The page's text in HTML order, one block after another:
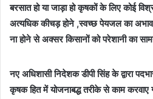
बरसात हो या जाड़ा हो कृषकों के लिए कोई
अत्यधिक कीचड़ होने ,स्वच्छ पेयजल का अभाव
ना होने से अक्सर किसानों को परेशानी का
नए अधिशासी निदेशक डीपी सिंह के द्वारा
कृषक हित में योजनाबद्ध तरीके से काम करवाए